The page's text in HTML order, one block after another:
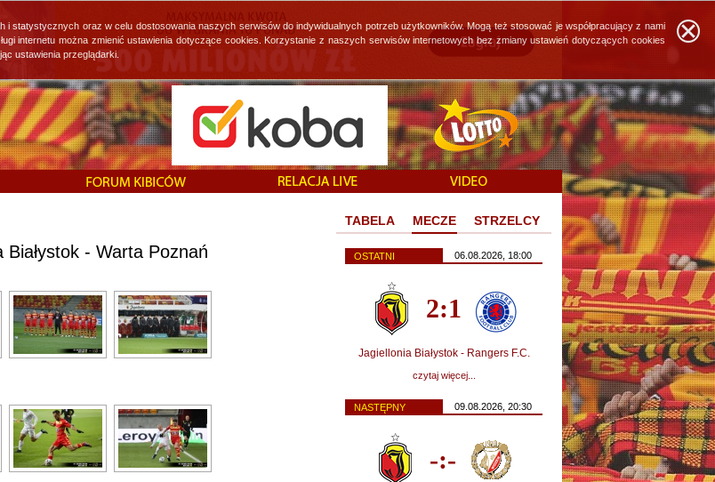
- Warta Poznań
TABELA MECZE STRZELCY
OSTATNI 06.08.2026, 18:00
2:1
Jagiellonia Białystok - Rangers F.C.
czytaj więcej...
NASTĘPNY 09.08.2026, 20:30
-:-
statystycznych oraz w celu dostosowania naszych serwisów do indywidualnych potrzeb użytkowników. Mogą też stosować je współpracujący z nami
internetu można zmienić ustawienia dotyczące cookies. Korzystanie z naszych serwisów internetowych bez zmiany ustawień dotyczących cookies
ustawienia przeglądarki.